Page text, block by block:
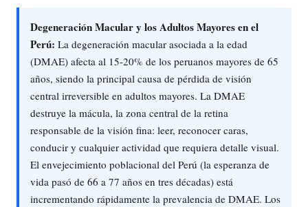
Degeneración Macular y los Adultos Mayores en el
Perú: La degeneración macular asociada a la edad
(DMAE) afecta al 15-20% de los peruanos mayores de 65
años, siendo la principal causa de pérdida de visión
central irreversible en adultos mayores. La DMAE
destruye la mácula, la zona central de la retina
responsable de la visión fina: leer, reconocer caras,
conducir y cualquier actividad que requiera detalle visual.
El envejecimiento poblacional del Perú (la esperanza de
vida pasó de 66 a 77 años en tres décadas) está
incrementando rápidamente la prevalencia de DMAE. Los